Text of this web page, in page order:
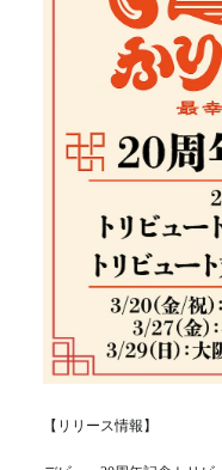
【リリース情報】